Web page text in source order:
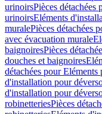
urinoirsPièces
urinoirsEléments
muralePièces détachées
avec évacuation murale
baignoiresPièces
douches et baignoires
détachées pour
d'installation pour
d'installation pour
robinetteriesPièces